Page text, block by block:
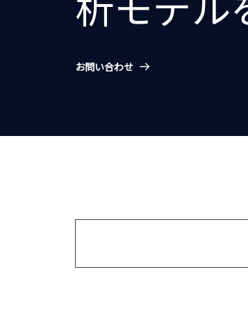
お問い合わせ